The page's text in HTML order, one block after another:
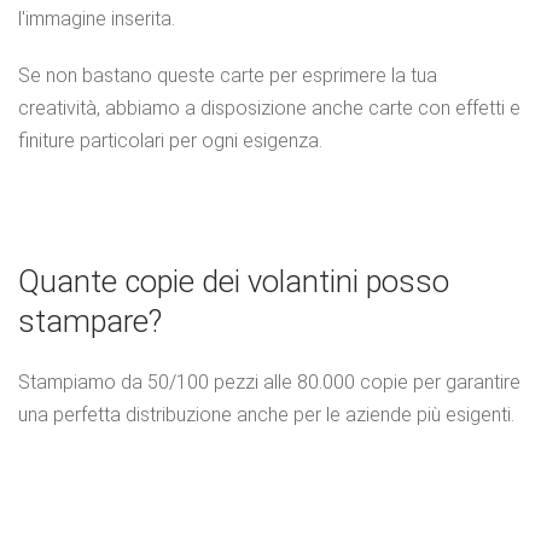
l'immagine inserita.
Se non bastano queste carte per esprimere la tua
creatività, abbiamo a disposizione anche carte con effetti e
finiture particolari per ogni esigenza.
Quante copie dei volantini posso
stampare?
Stampiamo da 50/100 pezzi alle 80.000 copie per garantire
una perfetta distribuzione anche per le aziende più esigenti.